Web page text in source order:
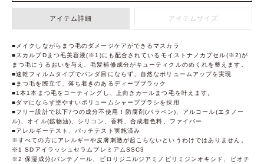
アイテム詳細 アイテムサイズ
■メイクしながらまつ毛のダメージケアができるマスカラ
■スカルプDまつ毛美容液(※1)にも配合されているモイストナノカプセル(※2)が
まつ毛にうるおいを与え、毛髪補修成分がキューティクルのめくれを整えます。
■速乾フィルムタイプでパンダ目にならず、自然なボリュームアップを実現
■まつ毛を際立て、落ち着きのあるディープブラック
■1本1本まつ毛をコーティングし、上向きカールまつ毛を叶えます。
■ダマにならず塗やすいボリュームシャープブラシを採用
■フリー設計で以下7つの成分不使用 ! 防腐剤(パラベン)、アルコール(エタノー
ル)、オイル(鉱物油)、シリコン、香料、合成着色料、ファイバー
■アレルギーテスト、パッチテスト実施済み
※すべての方にアレルギーや皮膚刺激が起こらないというわけではありません。
※1 SDアイラッシュセラムプレミアムSSC3
※2 保湿成分(パンテノール、ピロリジニルジアミノピリミジンオキシド、ビオチ